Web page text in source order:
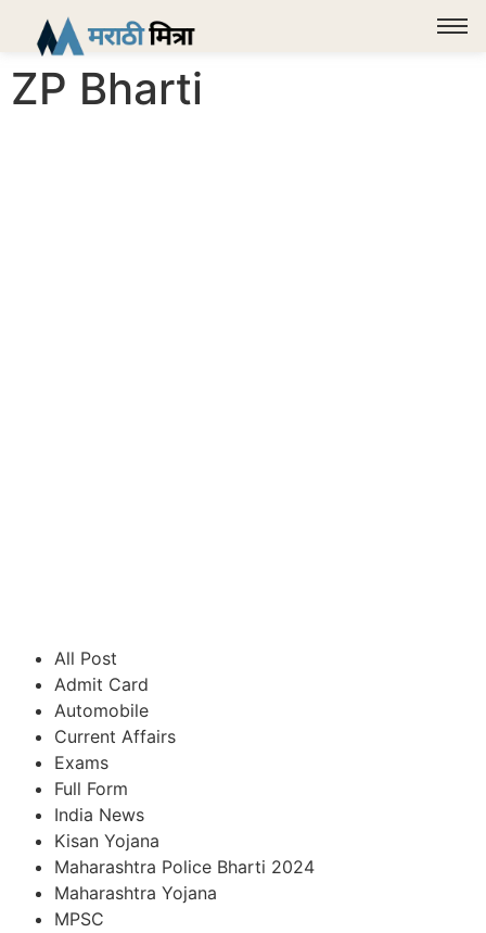
ZP Bharti
All Post
Admit Card
Automobile
Current Affairs
Exams
Full Form
India News
Kisan Yojana
Maharashtra Police Bharti 2024
Maharashtra Yojana
MPSC